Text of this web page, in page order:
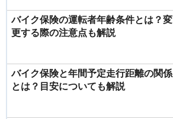
バイク保険の運転者年齢条件とは？変
更する際の注意点も解説
バイク保険と年間予定走行距離の関係
とは？目安についても解説